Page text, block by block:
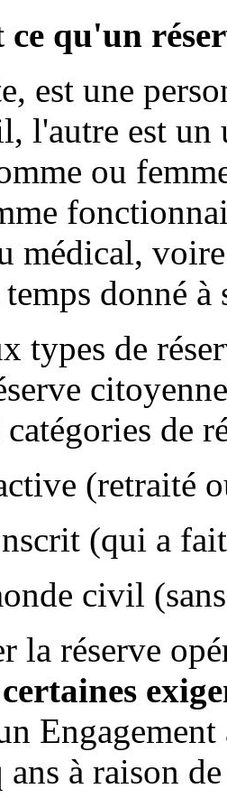
ce qu'un
est une
l'autre est
ou
médical,
temps donné
types de
de
(retraité
(qui a
civil
la réserve
à raison